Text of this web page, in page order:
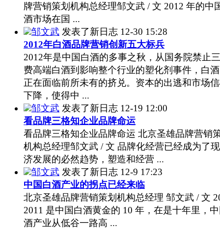
牌营销策划机构总经理邹文武 / 文 2012 年的中
酒市场在国 ...
邹文武 发表了新日志 12-30 15:28
2012年白酒品牌营销创新五大标兵
2012年是中国白酒的多事之秋，从国务院禁止
费高端白酒到影响整个行业的塑化剂事件，白
正在面临前所未有的挤兑。资本的出逃和市场
下降，使得中 ...
邹文武 发表了新日志 12-19 12:00
看品牌三格知企业品牌命运
看品牌三格知企业品牌命运 北京圣雄品牌营销
机构总经理邹文武 / 文 品牌化经营已经成为了
济发展的必然趋势，塑造和经营 ...
邹文武 发表了新日志 12-9 17:23
中国白酒产业的拐点已经来临
北京圣雄品牌营销策划机构总经理 邹文武 / 文
2011 是中国白酒黄金的 10 年，在是十年里，
酒产业从低谷一路高 ...